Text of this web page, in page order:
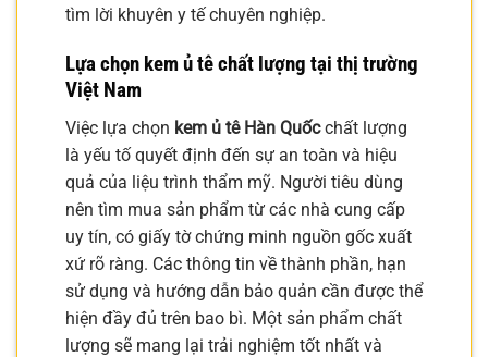
tìm lời khuyên y tế chuyên nghiệp.
Lựa chọn kem ủ têchất lượng tại thị trường
Việt Nam
Việc lựa chọn kem ủ tê Hàn Quốcchất lượng
là yếu tố quyết định đến sự an toàn và hiệu
quả của liệu trình thẩm mỹ. Người tiêu dùng
nên tìm mua sản phẩm từ các nhà cung cấp
uy tín, có giấy tờ chứng minh nguồn gốc xuất
xứ rõ ràng. Các thông tin về thành phần, hạn
sử dụng và hướng dẫn bảo quản cần được thể
hiện đầy đủ trên bao bì. Một sản phẩm chất
lượng sẽ mang lại trải nghiệm tốt nhất và